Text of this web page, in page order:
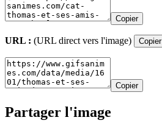
Copier
URL : (URL direct vers l'image) Copier
Copier
Partager l'image